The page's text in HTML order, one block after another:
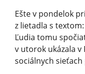
Ešte v pondelok
z lietadla s textom:
Ľudia tomu
v utorok ukázala
sociálnych